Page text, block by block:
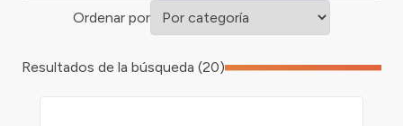
Ordenar por
Resultados de la búsqueda (20)